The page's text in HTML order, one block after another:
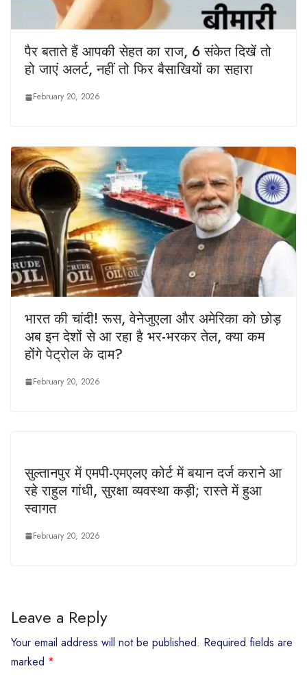
पैर बताते हैं आपकी सेहत का राज, 6 संकेत दिखें तो
हो जाएं अलर्ट, नहीं तो फिर बैसाखियों का सहारा
February 20, 2026
भारत की चांदी! रूस, वेनेजुएला और अमेरिका को छोड़
अब इन देशों से आ रहा है भर-भरकर तेल, क्या कम
होंगे पेट्रोल के दाम?
February 20, 2026
सुल्तानपुर में एमपी-एमएलए कोर्ट में बयान दर्ज कराने आ
रहे राहुल गांधी, सुरक्षा व्यवस्था कड़ी; रास्ते में हुआ
स्वागत
February 20, 2026
Leave a Reply
Your email address will not be published. Required fields are
marked *